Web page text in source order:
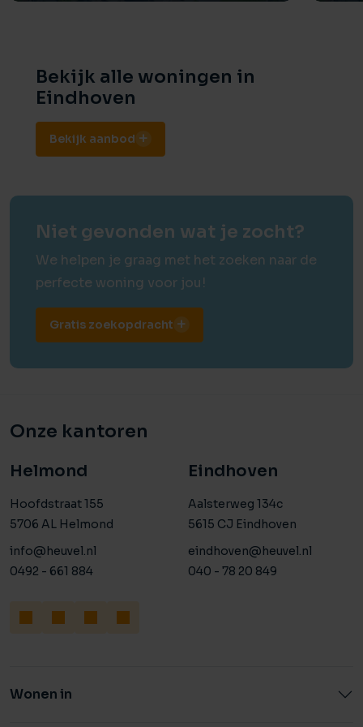
Bekijk alle woningen in
Eindhoven
Bekijk aanbod
Niet gevonden wat je zocht?
We helpen je graag met het zoeken naar de
perfecte woning voor jou!
Gratis zoekopdracht
Onze kantoren
Helmond
Hoofdstraat 155
5706 AL Helmond
info@heuvel.nl
0492 - 661 884
Eindhoven
Aalsterweg 134c
5615 CJ Eindhoven
eindhoven@heuvel.nl
040 - 78 20 849
Wonen in